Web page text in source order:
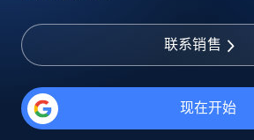
联系销售
现在开始